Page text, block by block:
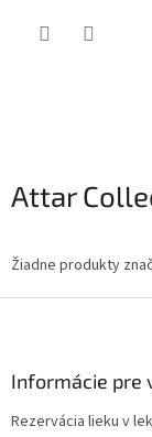
Attar
Žiadne produkty
Informácie pre
Rezervácia lieku v